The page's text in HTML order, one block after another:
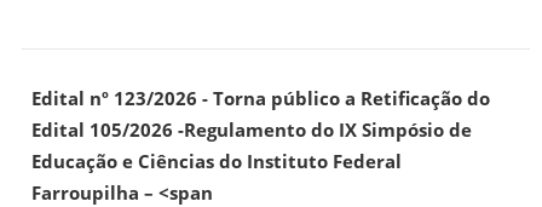
Edital nº 123/2026 - Torna público a Retificação do
Edital 105/2026 -Regulamento do IX Simpósio de
Educação e Ciências do Instituto Federal
Farroupilha – <span